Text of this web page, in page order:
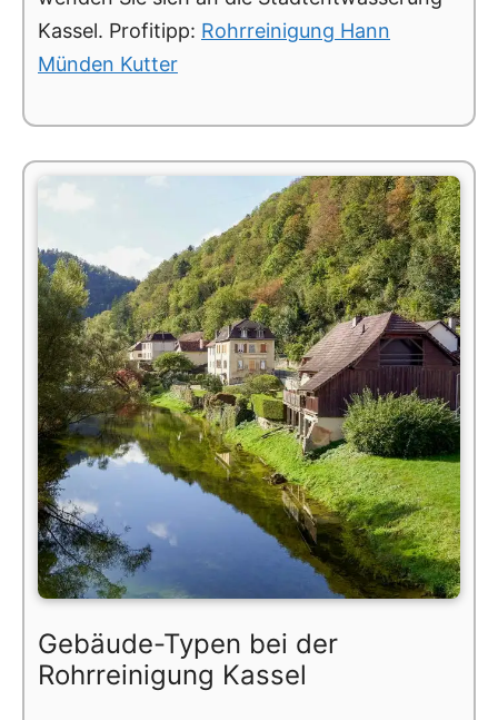
Kassel. Profitipp: Rohrreinigung Hann
Münden Kutter
Gebäude-Typen bei der
Rohrreinigung Kassel